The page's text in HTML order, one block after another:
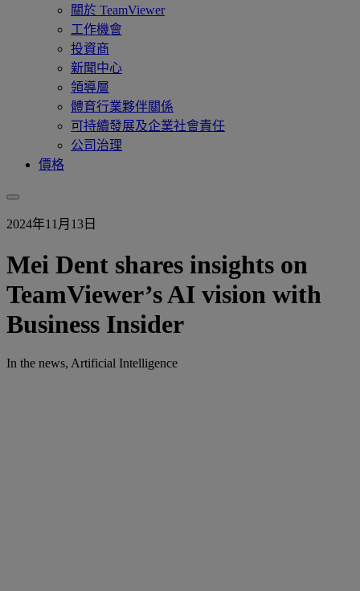
關於 TeamViewer
工作機會
投資商
新聞中心
領導層
體育行業夥伴關係
可持續發展及企業社會責任
公司治理
價格
2024年11月13日
Mei Dent shares insights on
TeamViewer’s AI vision with
Business Insider
In the news, Artificial Intelligence